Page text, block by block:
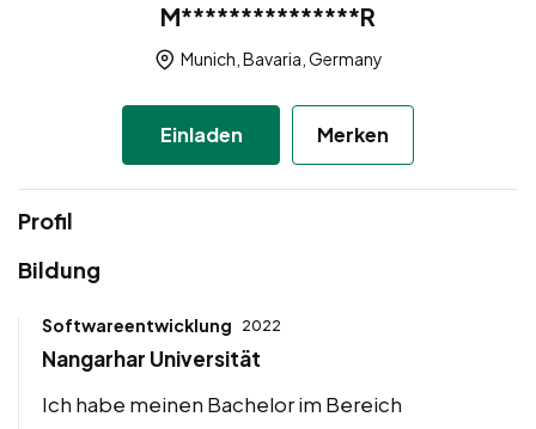
M***************R
Munich, Bavaria, Germany
Einladen Merken
Profil
Bildung
Softwareentwicklung 2022
Nangarhar Universität
Ich habe meinen Bachelor im Bereich